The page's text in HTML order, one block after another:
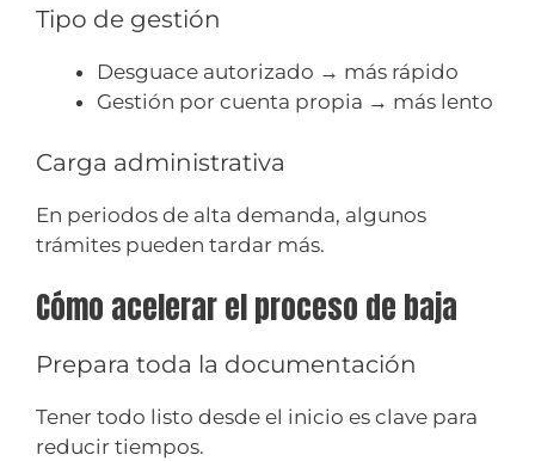
Tipo de gestión
Desguace autorizado → más rápido
Gestión por cuenta propia → más lento
Carga administrativa
En periodos de alta demanda, algunos
trámites pueden tardar más.
Cómo acelerar el proceso de baja
Prepara toda la documentación
Tener todo listo desde el inicio es clave para
reducir tiempos.